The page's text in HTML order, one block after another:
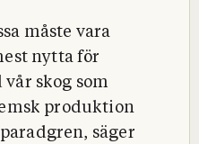
måste vara
nytta för
skog som
produktion
säger